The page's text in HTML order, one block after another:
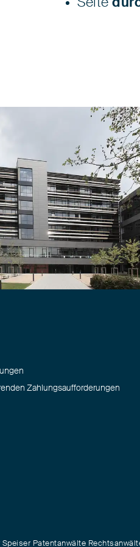
Zahlungsaufforderungen
Patentanwälte